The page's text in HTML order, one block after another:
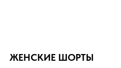
ЖЕНСКИЕ ШОРТЫ